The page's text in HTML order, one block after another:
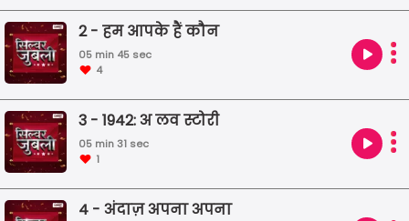
2 - हम आपके हैं कौन
05 min 45 sec
4
3 - 1942: अ लव स्टोरी
05 min 31 sec
1
4 - अंदाज़ अपना अपना